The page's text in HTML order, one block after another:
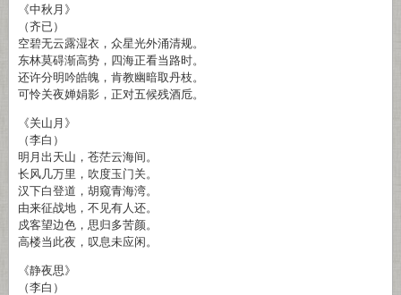
《中秋月》
（齐已）
空碧无云露湿衣，众星光外涌清规。
东林莫碍渐高势，四海正看当路时。
还许分明吟皓魄，肯教幽暗取丹枝。
可怜关夜婵娟影，正对五候残酒卮。
《关山月》
（李白）
明月出天山，苍茫云海间。
长风几万里，吹度玉门关。
汉下白登道，胡窥青海湾。
由来征战地，不见有人还。
戍客望边色，思归多苦颜。
高楼当此夜，叹息未应闲。
《静夜思》
（李白）